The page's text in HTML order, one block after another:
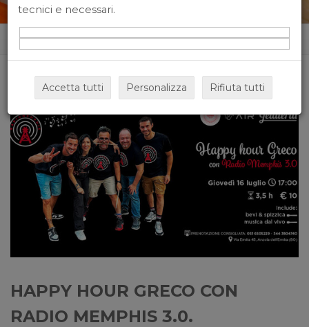
Home News&events
HAPPY HOUR GRECO CON
RADIO MEMPHIS 3.0.
tecnici e necessari.
Accetta tutti Personalizza Rifiuta tutti